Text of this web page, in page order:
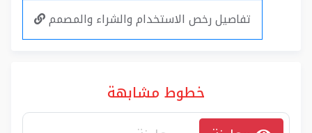
تفاصيل رخص الاستخدام والشراء والمصمم
خطوط مشابهة